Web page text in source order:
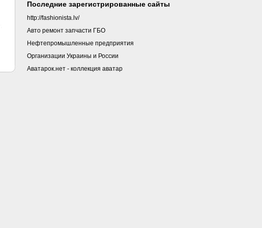
Последние зарегистрированные сайты
http://fashionista.lv/
Авто ремонт запчасти ГБО
Нефтепромышленные предприятия
Организации Украины и России
Аватарок.нет - коллекция аватар